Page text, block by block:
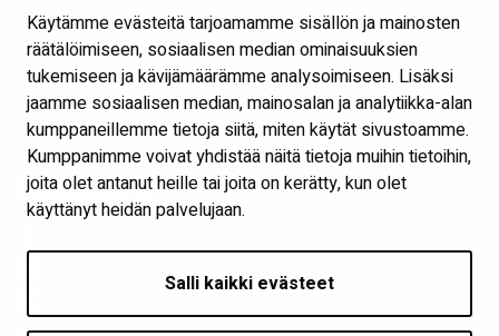
Käytämme evästeitä tarjoamamme sisällön ja mainosten
räätälöimiseen, sosiaalisen median ominaisuuksien
tukemiseen ja kävijämäärämme analysoimiseen. Lisäksi
jaamme sosiaalisen median, mainosalan ja analytiikka-alan
kumppaneillemme tietoja siitä, miten käytät sivustoamme.
Kumppanimme voivat yhdistää näitä tietoja muihin tietoihin,
joita olet antanut heille tai joita on kerätty, kun olet
käyttänyt heidän palvelujaan.
Salli kaikki evästeet
Ota yhteyttä
Verkkokirjasto
Kaikki kirjaston some-kanavat
Näytä evästeasetukseni
Seuraa meitä